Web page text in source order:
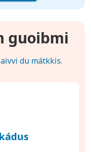
guoibmi
du mátkkis.